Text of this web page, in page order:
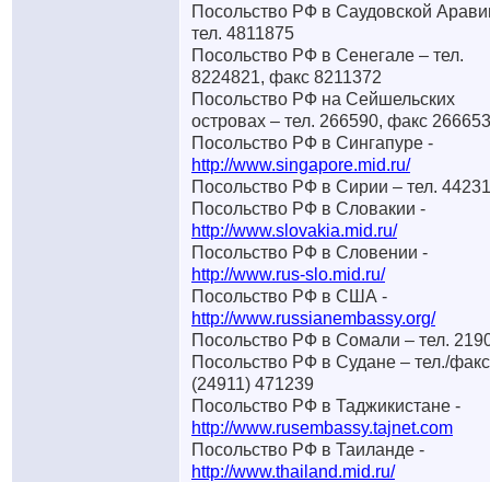
Посольство РФ в Саудовской
тел. 4811875
Посольство РФ в Сенегале – тел.
8224821, факс 8211372
Посольство РФ на Сейшельских
островах – тел. 266590, факс 266653
Посольство РФ в Сингапуре -
http://www.singapore.mid.ru/
Посольство РФ в Сирии – тел.
Посольство РФ в Словакии -
http://www.slovakia.mid.ru/
Посольство РФ в Словении -
http://www.rus-slo.mid.ru/
Посольство РФ в США -
http://www.russianembassy.org/
Посольство РФ в Сомали – тел.
Посольство РФ в Судане – тел./факс
(24911) 471239
Посольство РФ в Таджикистане -
http://www.rusembassy.tajnet.com
Посольство РФ в Таиланде -
http://www.thailand.mid.ru/